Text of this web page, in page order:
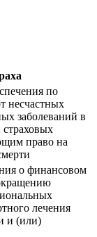
по
несчастных
заболеваний в
право на
о финансовом
лечения
и (или)